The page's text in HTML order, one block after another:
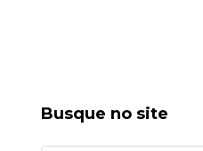
Busque no site